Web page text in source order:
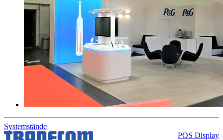
Systemstände
POS Display